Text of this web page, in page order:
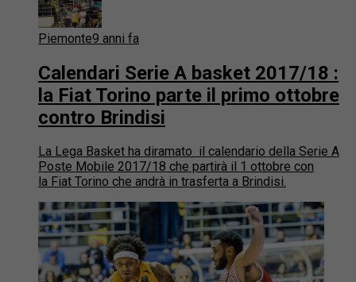
Piemonte9 anni fa
Calendari Serie A basket 2017/18 :
la Fiat Torino parte il primo ottobre
contro Brindisi
La Lega Basket ha diramato il calendario della Serie A
Poste Mobile 2017/18 che partirà il 1 ottobre con
la Fiat Torino che andrà in trasferta a Brindisi.